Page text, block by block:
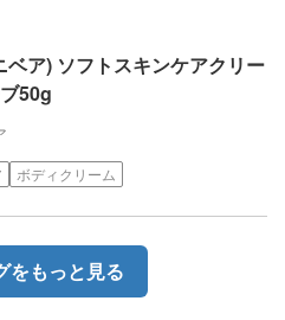
ベア) ソフトスキンケアクリー
50g
ボディクリーム
をもっと見る